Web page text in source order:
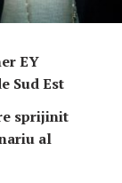
EY
Sud Est
sprijinit
al